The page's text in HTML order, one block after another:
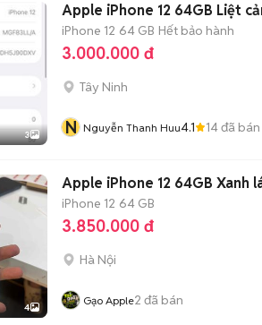
3
Apple iPhone 12 64GB Liệt
iPhone 12 64 GB Hết bảo hành
3.000.000 đ
Tây Ninh
N Nguyễn Thanh Huu4.1 14đã bán
4
Apple iPhone 12 64GB Xanh
iPhone 12 64 GB
3.850.000 đ
Hà Nội
Gạo Apple2 đã bán